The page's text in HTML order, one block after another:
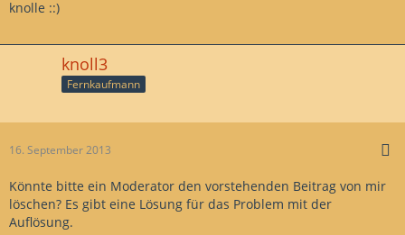
knolle ::)
knoll3
Fernkaufmann
16. September 2013
Könnte bitte ein Moderator den vorstehenden Beitrag von mir
löschen? Es gibt eine Lösung für das Problem mit der
Auflösung.